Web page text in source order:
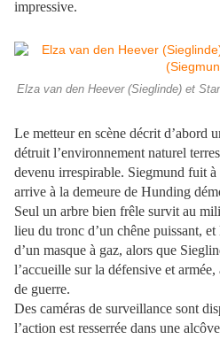
impressive.
Elza van den Heever (Sieglinde) et
Le metteur en scène décrit d’abord
détruit l’environnement naturel
devenu irrespirable. Siegmund fuit
arrive à la demeure de Hunding
Seul un arbre bien frêle survit au
lieu du tronc d’un chêne puissant,
d’un masque à gaz, alors que
l’accueille sur la défensive et
de guerre.
Des caméras de surveillance sont
l’action est resserrée dans une